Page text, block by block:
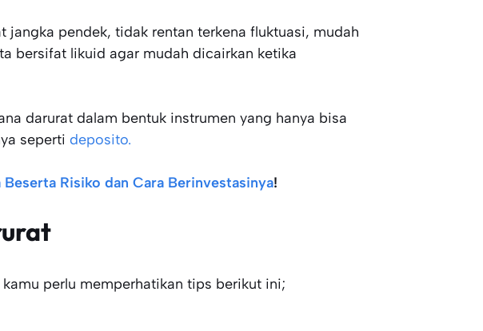
jangka pendek, tidak rentan terkena fluktuasi, mudah
bersifat likuid agar mudah dicairkan ketika
darurat dalam bentuk instrumen yang hanya bisa
seperti deposito.
Risiko dan Cara Berinvestasinya!
perlu memperhatikan tips berikut ini;